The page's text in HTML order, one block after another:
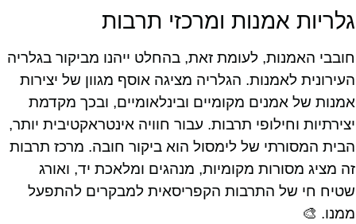
גלריות אמנות ומרכזי תרבות
חובבי האמנות, לעומת זאת, בהחלט ייהנו מביקור בגלריה
העירונית לאמנות. הגלריה מציגה אוסף מגוון של יצירות
אמנות של אמנים מקומיים ובינלאומיים, ובכך מקדמת
יצירתיות וחילופי תרבות. עבור חוויה אינטראקטיבית יותר,
הבית המסורתי של לימסול הוא ביקור חובה. מרכז תרבות
זה מציג מסורות מקומיות, מנהגים ומלאכת יד, ואורג
שטיח חי של התרבות הקפריסאית למבקרים להתפעל
ממנו. 🎨